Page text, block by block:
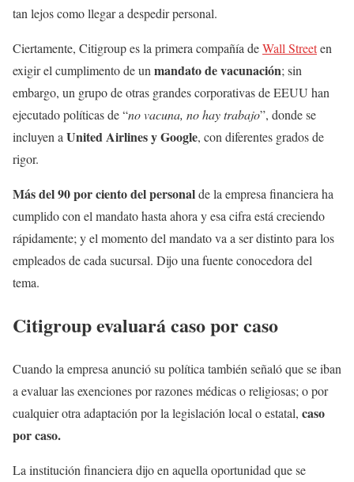
tan lejos como llegar a despedir personal.
Ciertamente, Citigroup es la primera compañía deWall Streeten
exigir el cumplimento de un mandato de vacunación; sin
embargo, un grupo de otras grandes corporativas de EEUU han
ejecutado políticas de “no vacuna, no hay trabajo”, donde se
incluyen a United Airlines y Google, con diferentes grados de
rigor.
Más del 90 por cientodel personalde la empresa financiera ha
cumplido con el mandato hasta ahora y esa cifra está creciendo
rápidamente; y el momento del mandato va a ser distinto para los
empleados de cada sucursal. Dijo una fuente conocedora del
tema.
Citigroup evaluará caso por caso
Cuando la empresa anunció su política también señaló que se iban
a evaluar las exenciones por razones médicas o religiosas; o por
cualquier otra adaptación por la legislación local o estatal, caso
por caso.
La institución financiera dijo en aquella oportunidad que se